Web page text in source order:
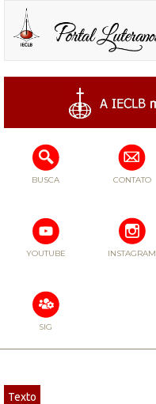
BUSCA CONTATO
YOUTUBE INSTAGRAM
SIG
Texto